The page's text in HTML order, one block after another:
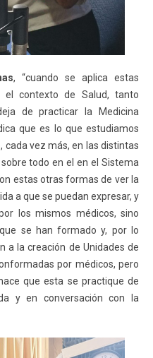
, “cuando se aplica estas
el contexto de Salud, tanto
de practicar la Medicina
que es lo que estudiamos
cada vez más, en las distintas
todo en el en el Sistema
estas otras formas de ver la
a que se puedan expresar, y
los mismos médicos, sino
se han formado y, por lo
a la creación de Unidades de
por médicos, pero
que esta se practique de
y en conversación con la